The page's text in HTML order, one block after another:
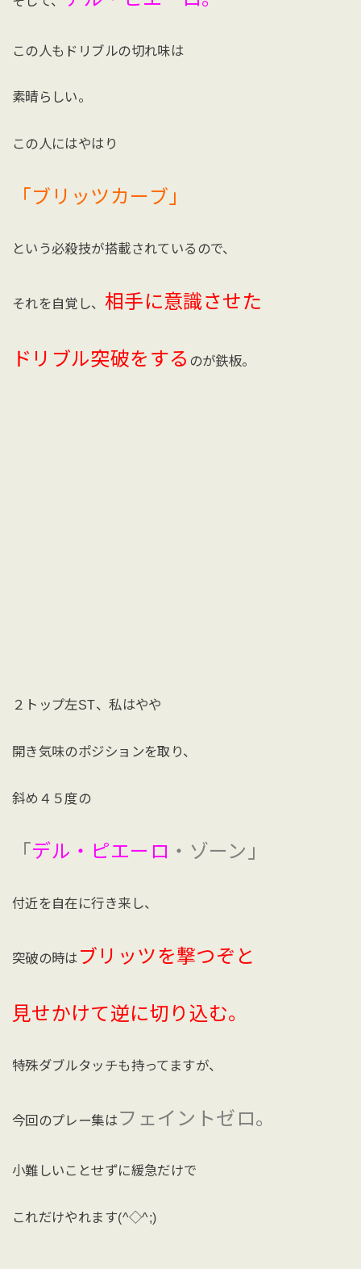
この人もドリブルの切れ味は
素晴らしい。
この人にはやはり
「ブリッツカーブ」
という必殺技が搭載されているので、
それを自覚し、 相手に意識させた
ドリブル突破をする のが鉄板。
２トップ左ST、私はやや
開き気味のポジションを取り、
斜め４５度の
「デル・ピエーロ ・ゾーン」
付近を自在に行き来し、
突破の時は ブリッツを撃つぞと
見せかけて逆に切り込む。
特殊ダブルタッチも持ってますが、
今回のプレー集はフェイントゼロ。
小難しいことせずに緩急だけで
これだけやれます(^◇^;)